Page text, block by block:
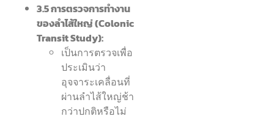
3.5 การตรวจการทำงาน
ของลำไส้ใหญ่ (Colonic
Transit Study):
เป็นการตรวจเพื่อ
ประเมินว่า
อุจจาระเคลื่อนที่
ผ่านลำไส้ใหญ่ช้า
กว่าปกติหรือไม่